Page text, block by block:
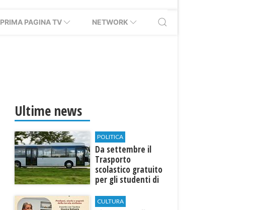
PRIMA PAGINA TV NETWORK
Ultime news
POLITICA
Da settembre il
Trasporto
scolastico gratuito
per gli studenti di
CULTURA